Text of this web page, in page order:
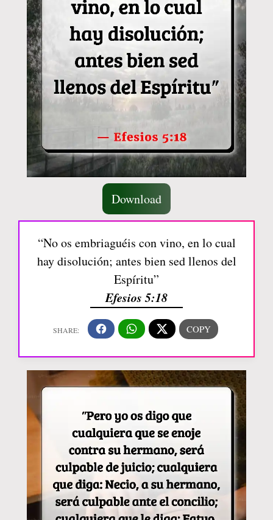
Download
“No os embriaguéis con vino, en lo cual
hay disolución; antes bien sed llenos del
Espíritu”
Efesios 5:18